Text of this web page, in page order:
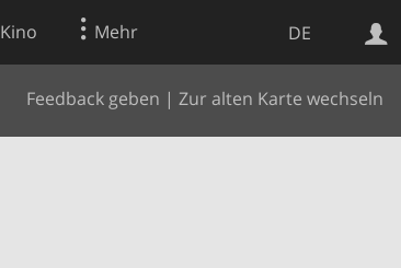
DE
Kino Mehr
Feedback geben | Zur alten Karte wechseln
Websuche